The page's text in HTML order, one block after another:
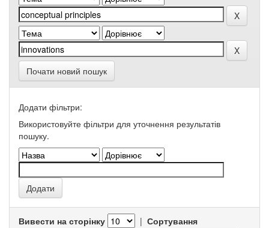
Почати новий пошук
Додати фільтри:
Використовуйте фільтри для уточнення результатів
пошуку.
Вивести на сторінку | Сортування